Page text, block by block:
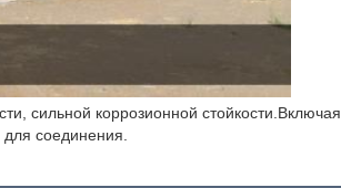
сильной коррозионной стойкости.Включая
соединения.